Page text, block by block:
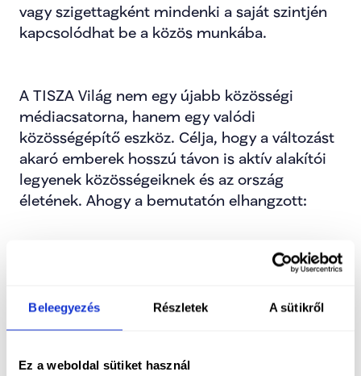
Beleegyezés Részletek A sütikről
Ez a weboldal sütiket használ
vagy szigettagként mindenki a saját szintjén
kapcsolódhat be a közös munkába.
A TISZA Világ nem egy újabb közösségi
médiacsatorna, hanem egy valódi
közösségépítő eszköz. Célja, hogy a változást
akaró emberek hosszú távon is aktív alakítói
legyenek közösségeiknek és az ország
életének. Ahogy a bemutatón elhangzott:
„Ez nem digitális harcosok klubja, hanem egy
munkáját és összefogását támogatja.”
Az applikáció letölthető az App Store-ból és a